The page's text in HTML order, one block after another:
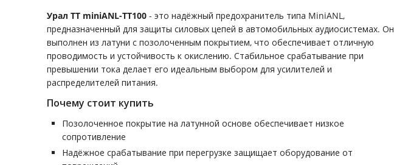
Урал ТТ miniANL-ТТ100 - это надёжный предохранитель типа MiniANL,
предназначенный для защиты силовых цепей в автомобильных аудиосистемах. Он
выполнен из латуни с позолоченным покрытием, что обеспечивает отличную
проводимость и устойчивость к окислению. Стабильное срабатывание при
превышении тока делает его идеальным выбором для усилителей и
распределителей питания.
Почему стоит купить
Позолоченное покрытие на латунной основе обеспечивает низкое
сопротивление
Надёжное срабатывание при перегрузке защищает оборудование от